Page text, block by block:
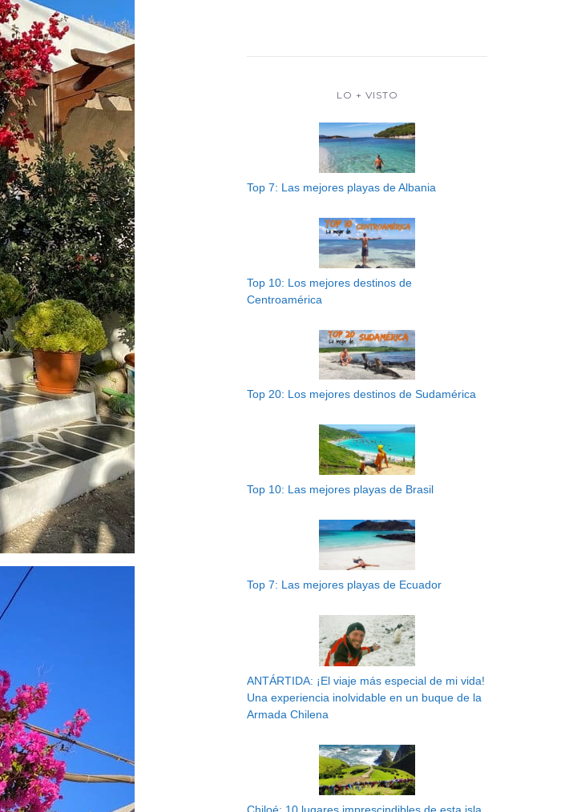
LO + VISTO
Top 7: Las mejores playas de Albania
Top 10: Los mejores destinos de
Centroamérica
Top 20: Los mejores destinos de Sudamérica
Top 10: Las mejores playas de Brasil
Top 7: Las mejores playas de Ecuador
ANTÁRTIDA: ¡El viaje más especial de mi vida!
Una experiencia inolvidable en un buque de la
Armada Chilena
Chiloé: 10 lugares imprescindibles de esta isla